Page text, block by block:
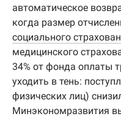
автоматическое
когда размер
социального
медицинского
34% от фонда оплаты
уходить в тень:
физических лиц)
Минэкономразвития